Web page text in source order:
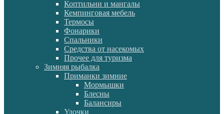
Коптильни и мангалы
Кемпинговая мебель
Термосы
Фонарики
Спальники
Средства от насекомых
Прочее для туризма
Зимняя рыбалка
Приманки зимние
Мормышки
Блесны
Балансиры
Удочки